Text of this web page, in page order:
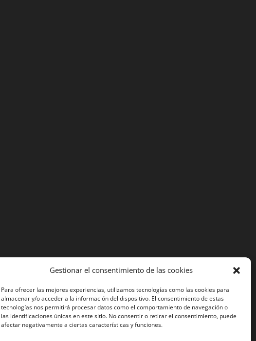
Gestionar el consentimiento de las cookies
Para ofrecer las mejores experiencias, utilizamos tecnologías como las cookies para
almacenar y/o acceder a la información del dispositivo. El consentimiento de estas
tecnologías nos permitirá procesar datos como el comportamiento de navegación o
las identificaciones únicas en este sitio. No consentir o retirar el consentimiento, puede
afectar negativamente a ciertas características y funciones.